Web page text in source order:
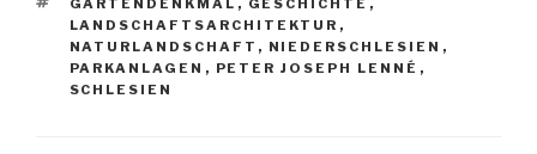
GARTENDENKMAL , GESCHICHTE ,
LANDSCHAFTSARCHITEKTUR ,
NATURLANDSCHAFT , NIEDERSCHLESIEN ,
PARKANLAGEN , PETER JOSEPH LENNÉ ,
SCHLESIEN